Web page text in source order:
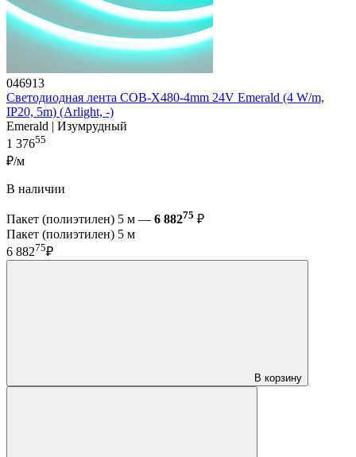
046913
Светодиодная лента COB-X480-4mm 24V Emerald (4 W/m,
IP20, 5m) (Arlight, -)
Emerald | Изумрудный
1 37655
₽/м
В наличии
Пакет (полиэтилен) 5 м — 6 88275 ₽
Пакет (полиэтилен) 5 м
6 88275₽
В корзину